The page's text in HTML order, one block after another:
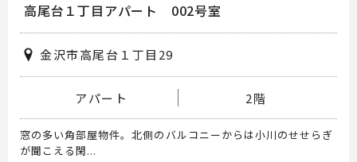
高尾台１丁目アパート 002号室
金沢市高尾台１丁目29
アパート 2階
窓の多い角部屋物件。北側のバルコニーからは小川のせせらぎ
が聞こえる閑...